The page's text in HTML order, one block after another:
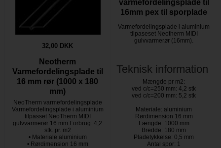
32,00 DKK
Neotherm
Varmefordelingsplade til
16 mm rør (1000 x 180
mm)
NeoTherm varmefordelingsplade
Varmefordelingsplade i aluminium
tilpasset NeoTherm MIDI
gulvvarmerør 16 mm Forbrug: 4,2
stk. pr. m2
• Materiale aluminium
• Rørdimension 16 mm
varmefordelingsplade til
16mm pex til sporplade
Varmefordelingsplade i aluminium
tilpaseset Neotherm MIDI
gulvvarmerør (16mm).
Teknisk information
Mængde pr m2:
ved c/c=250 mm: 4,2 stk
ved c/c=200 mm: 5,2 stk
Materiale: aluminium
Rørdimension 16 mm
Længde: 1000 mm
Bredde: 180 mm
Pladetykkelse: 0,5 mm
Antal spor: 1